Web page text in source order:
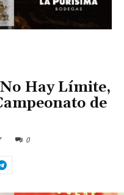
Hay Límite,
de
0